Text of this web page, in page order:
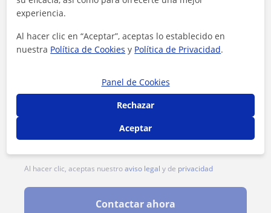
Al hacer clic, aceptas nuestroaviso legal y de privacidad
Contactar ahora
experiencia.
Al hacer clic en “Aceptar”, aceptas lo establecido en
nuestra Política de Cookies y Política de Privacidad.
Panel de Cookies
Rechazar
Aceptar